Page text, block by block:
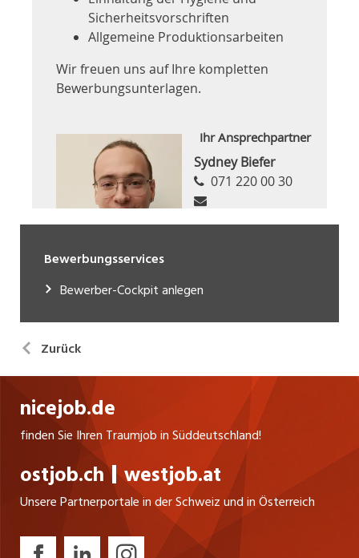
Bewerbungsservices
Bewerber-Cockpit anlegen
Zurück
nicejob.de
finden Sie Ihren Traumjob in Süddeutschland!
ostjob.ch westjob.at
Unsere Partnerportale in der Schweiz und in Österreich